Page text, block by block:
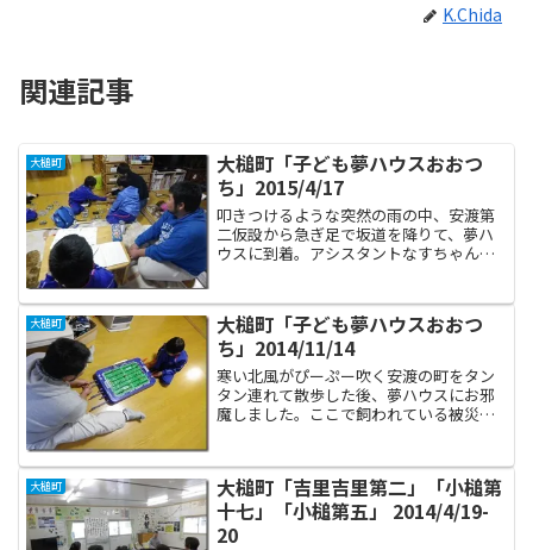
K.Chida
関連記事
大槌町
大槌町「子ども夢ハウスおおつ
ち」2015/4/17
叩きつけるような突然の雨の中、安渡第
二仮設から急ぎ足で坂道を降りて、夢ハ
ウスに到着。アシスタントなすちゃんは
で不在だったので、まずは私一人が先に
お邪魔しました。中で職員...
大槌町
大槌町「子ども夢ハウスおおつ
ち」2014/11/14
寒い北風がぴーぷー吹く安渡の町をタン
タン連れて散歩した後、夢ハウスにお邪
魔しました。ここで飼われている被災犬
の姿が見えません‥あれ、どこに？と思
ったらこの寒空なので屋内に...
大槌町
大槌町「吉里吉里第二」「小槌第
十七」「小槌第五」 2014/4/19-
20